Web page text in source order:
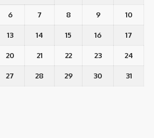
6 7 8 9 10
13 14 15 16 17
20 21 22 23 24
27 28 29 30 31